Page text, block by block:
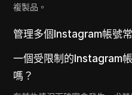
複製品。
管理多個Instagram帳號
一個受限制的Instagram
嗎？